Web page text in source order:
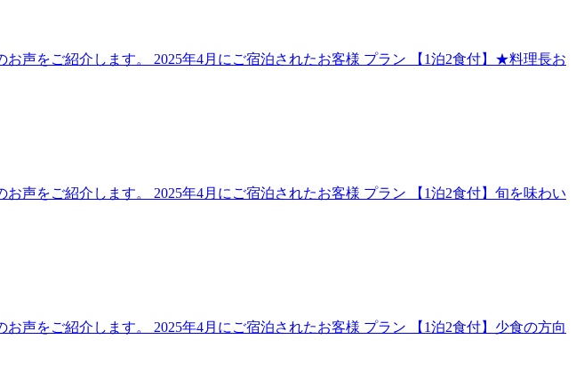
声をご紹介します。 2025年4月にご宿泊されたお客様 プラン 【1泊2食付】★料理長お
声をご紹介します。 2025年4月にご宿泊されたお客様 プラン 【1泊2食付】旬を味わい
声をご紹介します。 2025年4月にご宿泊されたお客様 プラン 【1泊2食付】少食の方向